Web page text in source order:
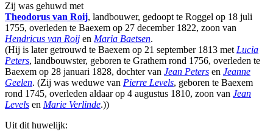
Zij was gehuwd met
Theodorus van Roij, landbouwer, gedoopt te Roggel op 18 juli
1755, overleden te Baexem op 27 december 1822, zoon van
Hendricus van Roij en Maria Baetsen.
(Hij is later getrouwd te Baexem op 21 september 1813 met Lucia
Peters, landbouwster, geboren te Grathem rond 1756, overleden te
Baexem op 28 januari 1828, dochter van Jean Peters en Jeanne
Geelen. (Zij was weduwe van Pierre Levels, geboren te Baexem
rond 1745, overleden aldaar op 4 augustus 1810, zoon van Jean
Levels en Marie Verlinde.))
Uit dit huwelijk: